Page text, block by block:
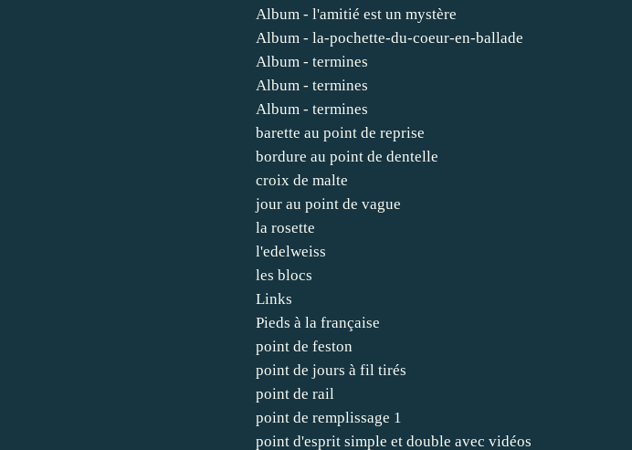
Album - l'amitié est un mystère
Album - la-pochette-du-coeur-en-ballade
Album - termines
Album - termines
Album - termines
barette au point de reprise
bordure au point de dentelle
croix de malte
jour au point de vague
la rosette
l'edelweiss
les blocs
Links
Pieds à la française
point de feston
point de jours à fil tirés
point de rail
point de remplissage 1
point d'esprit simple et double avec vidéos